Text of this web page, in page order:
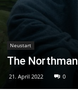
Neustart
The Northman
21. April 2022 0